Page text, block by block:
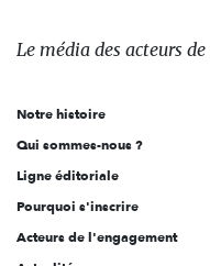
des
l'engagement
Le média des acteurs
Notre histoire
Qui sommes-nous ?
Ligne éditoriale
Pourquoi s'inscrire
Acteurs de l'engagement